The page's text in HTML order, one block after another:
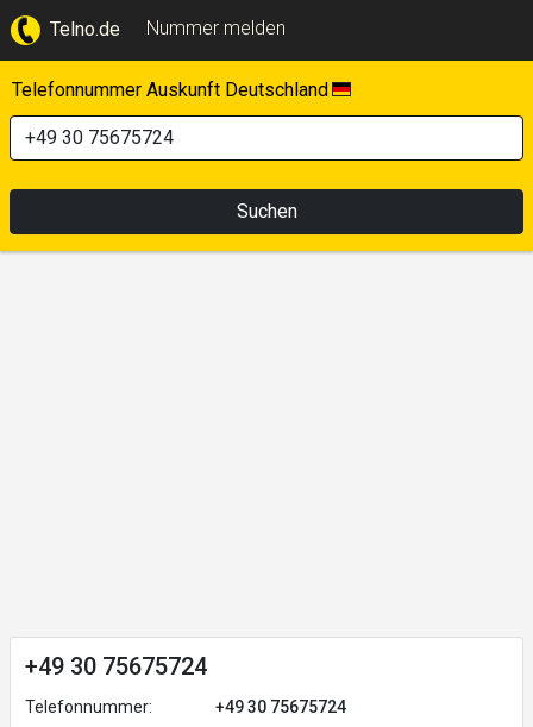
Telno.de Nummer melden
Telefonnummer Auskunft Deutschland
Suchen
+49 30 75675724
Telefonnummer:
+49 30 75675724